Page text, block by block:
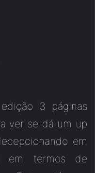
3 páginas
ver se dá um up
em
em termos de